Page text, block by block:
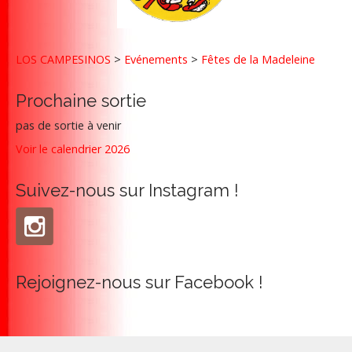
i
n
LOS CAMPESINOS > Evénements > Fêtes de la Madeleine
Prochaine sortie
pas de sortie à venir
Voir le calendrier 2026
Suivez-nous sur Instagram !
Rejoignez-nous sur Facebook !